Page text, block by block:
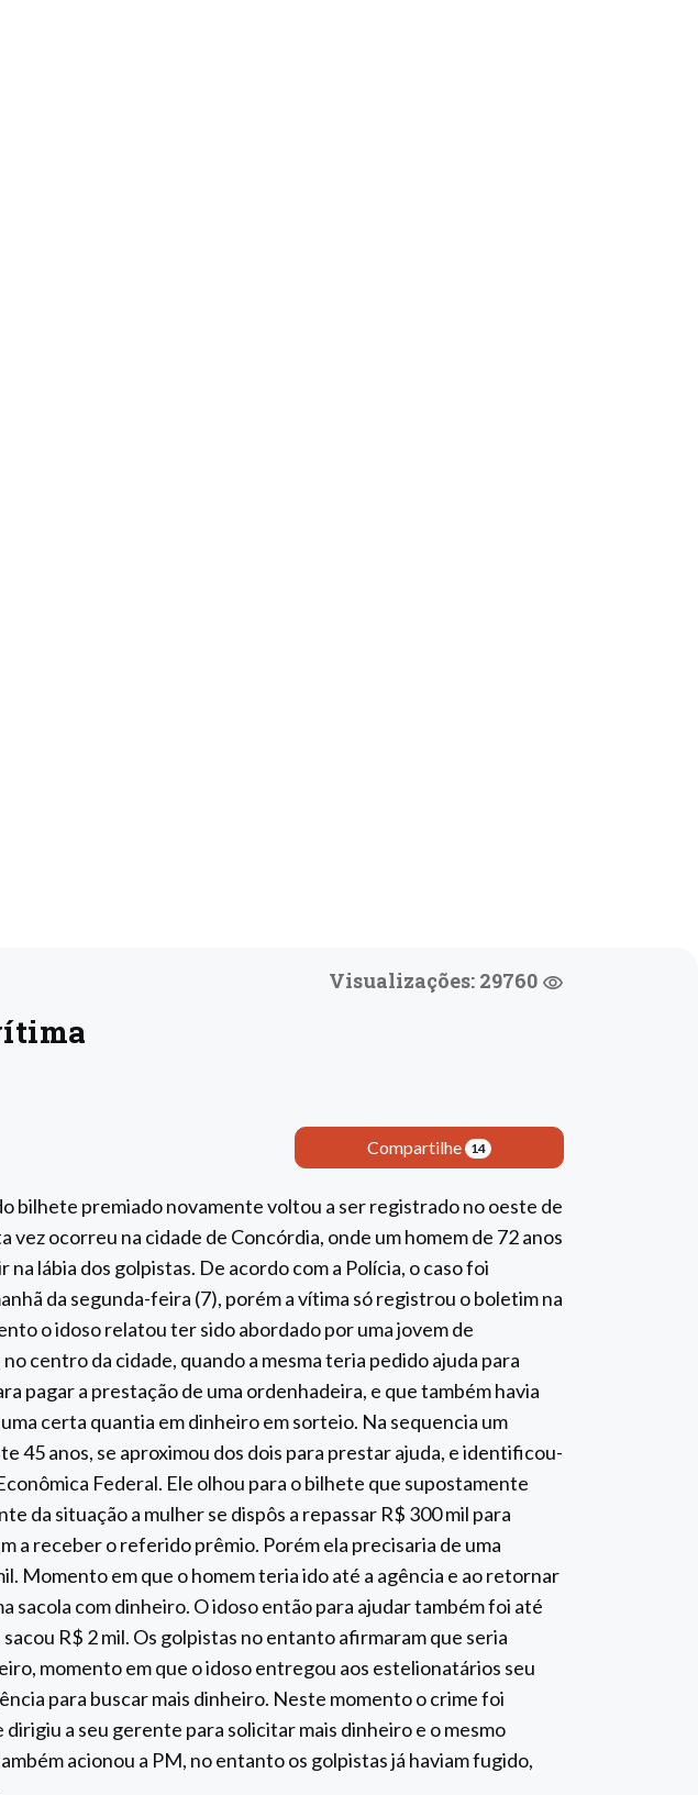
Visualizações: 29760
Compartilhe 14
bilhete premiado novamente voltou a ser registrado no oeste de
vez ocorreu na cidade de Concórdia, onde um homem de 72 anos
na lábia dos golpistas. De acordo com a Polícia, o caso foi
da segunda-feira (7), porém a vítima só registrou o boletim na
o idoso relatou ter sido abordado por uma jovem de
centro da cidade, quando a mesma teria pedido ajuda para
pagar a prestação de uma ordenhadeira, e que também havia
certa quantia em dinheiro em sorteio. Na sequencia um
45 anos, se aproximou dos dois para prestar ajuda, e identificou-
Federal. Ele olhou para o bilhete que supostamente
da situação a mulher se dispôs a repassar R$ 300 mil para
a receber o referido prêmio. Porém ela precisaria de uma
Momento em que o homem teria ido até a agência e ao retornar
sacola com dinheiro. O idoso então para ajudar também foi até
R$ 2 mil. Os golpistas no entanto afirmaram que seria
momento em que o idoso entregou aos estelionatários seu
para buscar mais dinheiro. Neste momento o crime foi
dirigiu a seu gerente para solicitar mais dinheiro e o mesmo
acionou a PM, no entanto os golpistas já haviam fugido,